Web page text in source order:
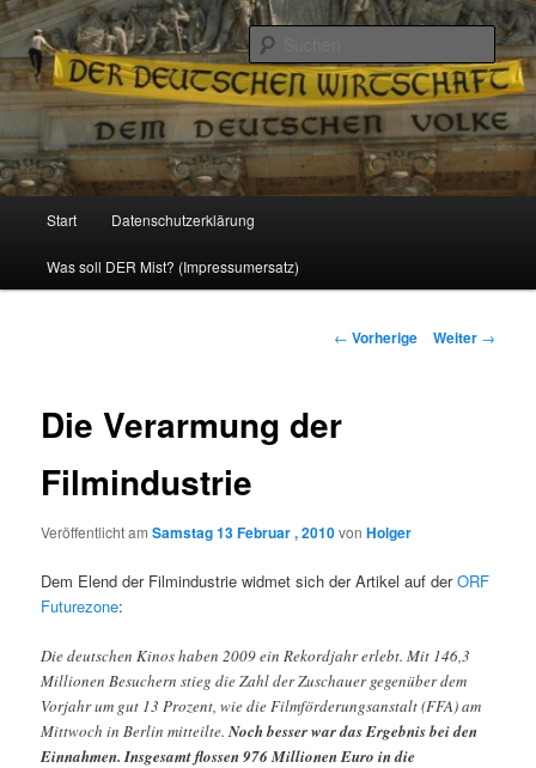
Reizzentrum
Politik, Wirtschaft, Soziales und Gesellschaft
Zum
Inhalt
Start Datenschutzerklärung
Was soll DER Mist? (Impressumersatz)
Beitrags-
← Vorherige Weiter →
Die Verarmung der
Filmindustrie
Veröffentlicht amSamstag 13 Februar , 2010vonHolger
Dem Elend der Filmindustrie widmet sich der Artikel auf derORF
Futurezone:
Die deutschen Kinos haben 2009 ein Rekordjahr erlebt. Mit 146,3
Millionen Besuchern stieg die Zahl der Zuschauer gegenüber dem
Vorjahr um gut 13 Prozent, wie die Filmförderungsanstalt (FFA) am
Mittwoch in Berlin mitteilte.Noch besser war das Ergebnis bei den
Einnahmen. Insgesamt flossen 976 Millionen Euro in die